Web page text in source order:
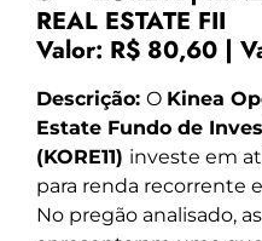
REAL ESTATE FII
Valor: R$ 80,60 |
Descrição: O Kinea
Estate Fundo de
(KORE11) investe em
para renda recorrente
No pregão analisado,